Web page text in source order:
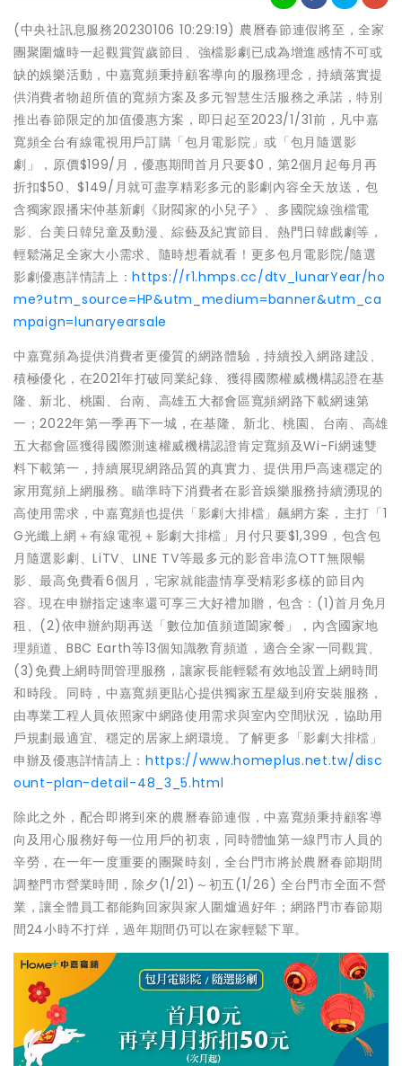
(中央社訊息服務20230106 10:29:19) 農曆春節連假將至，全家
團聚圍爐時一起觀賞賀歲節目、強檔影劇已成為增進感情不可或
缺的娛樂活動，中嘉寬頻秉持顧客導向的服務理念，持續落實提
供消費者物超所值的寬頻方案及多元智慧生活服務之承諾，特別
推出春節限定的加值優惠方案，即日起至2023/1/31前，凡中嘉
寬頻全台有線電視用戶訂購「包月電影院」或「包月隨選影
劇」，原價$199/月，優惠期間首月只要$0，第2個月起每月再
折扣$50、$149/月就可盡享精彩多元的影劇內容全天放送，包
含獨家跟播宋仲基新劇《財閥家的小兒子》、多國院線強檔電
影、台美日韓兒童及動漫、綜藝及紀實節目、熱門日韓戲劇等，
輕鬆滿足全家大小需求、隨時想看就看！更多包月電影院/隨選
影劇優惠詳情請上：https://r1.hmps.cc/dtv_lunarYear/ho
me?utm_source=HP&utm_medium=banner&utm_ca
mpaign=lunaryearsale
中嘉寬頻為提供消費者更優質的網路體驗，持續投入網路建設、
積極優化，在2021年打破同業紀錄、獲得國際權威機構認證在基
隆、新北、桃園、台南、高雄五大都會區寬頻網路下載網速第
一；2022年第一季再下一城，在基隆、新北、桃園、台南、高雄
五大都會區獲得國際測速權威機構認證肯定寬頻及Wi-Fi網速雙
料下載第一，持續展現網路品質的真實力、提供用戶高速穩定的
家用寬頻上網服務。瞄準時下消費者在影音娛樂服務持續湧現的
高使用需求，中嘉寬頻也提供「影劇大排檔」飆網方案，主打「1
G光纖上網＋有線電視＋影劇大排檔」月付只要$1,399，包含包
月隨選影劇、LiTV、LINE TV等最多元的影音串流OTT無限暢
影、最高免費看6個月，宅家就能盡情享受精彩多樣的節目內
容。現在申辦指定速率還可享三大好禮加贈，包含：(1)首月免月
租、(2)依申辦約期再送「數位加值頻道闔家餐」，內含國家地
理頻道、BBC Earth等13個知識教育頻道，適合全家一同觀賞、
(3)免費上網時間管理服務，讓家長能輕鬆有效地設置上網時間
和時段。同時，中嘉寬頻更貼心提供獨家五星級到府安裝服務，
由專業工程人員依照家中網路使用需求與室內空間狀況，協助用
戶規劃最適宜、穩定的居家上網環境。了解更多「影劇大排檔」
申辦及優惠詳情請上： https://www.homeplus.net.tw/disc
ount-plan-detail-48_3_5.html
除此之外，配合即將到來的農曆春節連假，中嘉寬頻秉持顧客導
向及用心服務好每一位用戶的初衷，同時體恤第一線門市人員的
辛勞，在一年一度重要的團聚時刻，全台門市將於農曆春節期間
調整門市營業時間，除夕(1/21)～初五(1/26) 全台門市全面不營
業，讓全體員工都能夠回家與家人圍爐過好年；網路門市春節期
間24小時不打烊，過年期間仍可以在家輕鬆下單。